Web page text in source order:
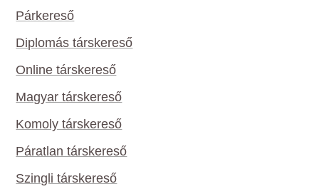
Párkereső
Diplomás társkereső
Online társkereső
Magyar társkereső
Komoly társkereső
Páratlan társkereső
Szingli társkereső